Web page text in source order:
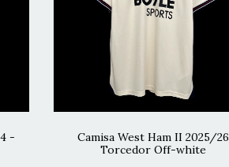
-
Camisa West Ham II 2025/26
Torcedor Off-white